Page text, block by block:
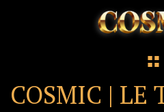
COSMIC | LE